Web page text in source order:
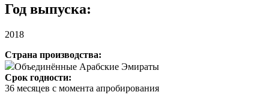
Год выпуска:
2018
Страна производства:
Объединённые Арабские Эмираты
Срок годности:
36 месяцев с момента апробирования